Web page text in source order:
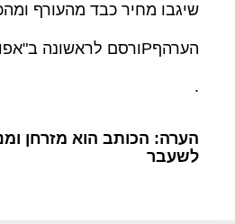
שיגבו מחיר כבד מהעורף
הערהףPורסם לראשונה ב"אפוק"
.
הערה: הכותב הוא מזרחן
לשעבר